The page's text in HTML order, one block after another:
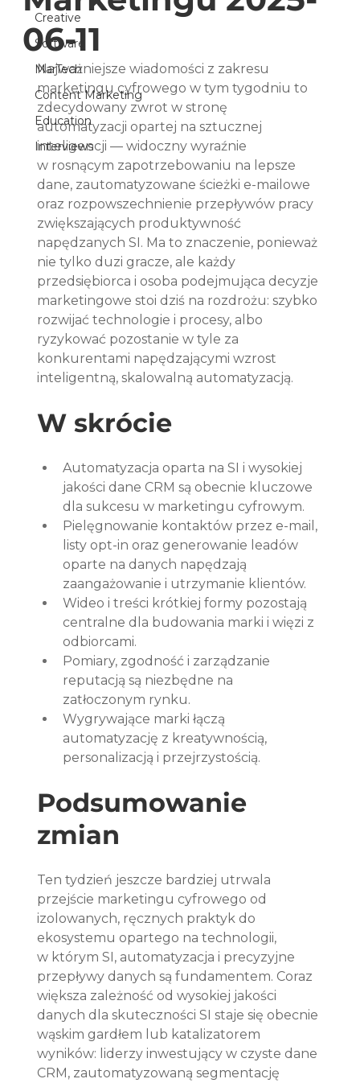
Creative
Software
MarTech
Content Marketing
Education
Interviews
06-11
Najważniejsze wiadomości z zakresu
marketingu cyfrowego w tym tygodniu to
zdecydowany zwrot w stronę
automatyzacji opartej na sztucznej
inteligencji — widoczny wyraźnie
w rosnącym zapotrzebowaniu na lepsze
dane, zautomatyzowane ścieżki e-mailowe
oraz rozpowszechnienie przepływów pracy
zwiększających produktywność
napędzanych SI. Ma to znaczenie, ponieważ
nie tylko duzi gracze, ale każdy
przedsiębiorca i osoba podejmująca decyzje
marketingowe stoi dziś na rozdrożu: szybko
rozwijać technologie i procesy, albo
ryzykować pozostanie w tyle za
konkurentami napędzającymi wzrost
inteligentną, skalowalną automatyzacją.
W skrócie
Automatyzacja oparta na SI i wysokiej
jakości dane CRM są obecnie kluczowe
dla sukcesu w marketingu cyfrowym.
Pielęgnowanie kontaktów przez e-mail,
listy opt-in oraz generowanie leadów
oparte na danych napędzają
zaangażowanie i utrzymanie klientów.
Wideo i treści krótkiej formy pozostają
centralne dla budowania marki i więzi z
odbiorcami.
Pomiary, zgodność i zarządzanie
reputacją są niezbędne na
zatłoczonym rynku.
Wygrywające marki łączą
automatyzację z kreatywnością,
personalizacją i przejrzystością.
Podsumowanie
zmian
Ten tydzień jeszcze bardziej utrwala
przejście marketingu cyfrowego od
izolowanych, ręcznych praktyk do
ekosystemu opartego na technologii,
w którym SI, automatyzacja i precyzyjne
przepływy danych są fundamentem. Coraz
większa zależność od wysokiej jakości
danych dla skuteczności SI staje się obecnie
wąskim gardłem lub katalizatorem
wyników: liderzy inwestujący w czyste dane
CRM, zautomatyzowaną segmentację